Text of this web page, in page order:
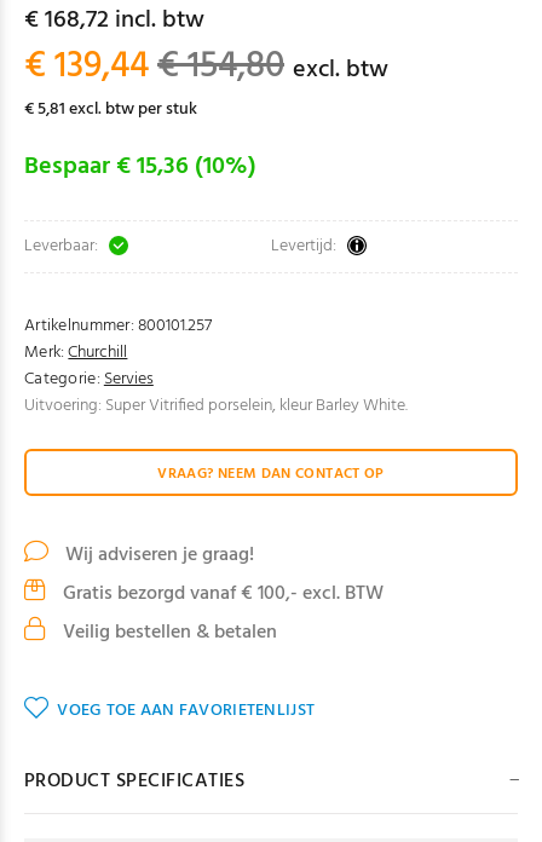
€ 168,72 incl. btw
€ 139,44€ 154,80 excl. btw
€ 5,81 excl. btw per stuk
Bespaar € 15,36 (10%)
Leverbaar: Levertijd:
Artikelnummer:800101.257
Merk:Churchill
Categorie:Servies
Uitvoering: Super Vitrified porselein, kleur Barley White.
VRAAG? NEEM DAN CONTACT OP
Wij adviseren je graag!
Gratis bezorgd vanaf € 100,- excl. BTW
Veilig bestellen & betalen
VOEG TOE AAN FAVORIETENLIJST
PRODUCT SPECIFICATIES